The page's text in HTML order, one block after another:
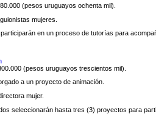
(pesos uruguayos ochenta mil).
mujeres.
en un proceso de tutorías para
(pesos uruguayos trescientos mil).
a un proyecto de animación.
mujer.
seleccionarán hasta tres (3) proyectos para